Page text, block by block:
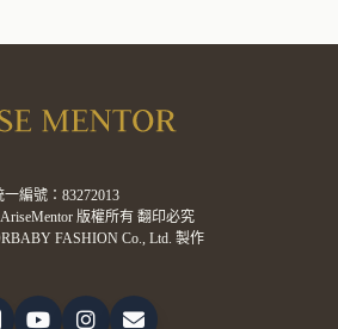
一編號：83272013
版權所有 翻印必究
FASHION Co., Ltd. 製作